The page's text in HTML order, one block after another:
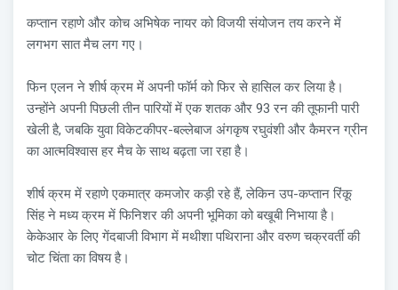
कप्तान रहाणे और कोच अभिषेक नायर को विजयी संयोजन तय करने में
लगभग सात मैच लग गए।
फिन एलन ने शीर्ष क्रम में अपनी फॉर्म को फिर से हासिल कर लिया है।
उन्होंने अपनी पिछली तीन पारियों में एक शतक और 93 रन की तूफानी पारी
खेली है, जबकि युवा विकेटकीपर-बल्लेबाज अंगकृष रघुवंशी और कैमरन ग्रीन
का आत्मविश्वास हर मैच के साथ बढ़ता जा रहा है।
शीर्ष क्रम में रहाणे एकमात्र कमजोर कड़ी रहे हैं, लेकिन उप-कप्तान रिंकू
सिंह ने मध्य क्रम में फिनिशर की अपनी भूमिका को बखूबी निभाया है।
केकेआर के लिए गेंदबाजी विभाग में मथीशा पथिराना और वरुण चक्रवर्ती की
चोट चिंता का विषय है।